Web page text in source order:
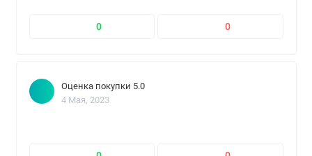
0 0
Оценка покупки 5.0
4 Мая, 2023